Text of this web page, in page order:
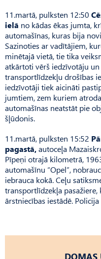
11.martā, pulksten 12:50
ielā no kādas ēkas jumta,
automašīnas, kuras bija
Sazinoties ar vadītājiem,
minētajā vietā, tie tika
atkārtoti vērš iedzīvotāju
transportlīdzekļu drošības
iedzīvotāji tiek aicināti
jumtiem, zem kuriem
automašīnas neatstāt pie
šļūdonis.
11.martā, pulksten 15:52
pagastā,autoceļa
Pīpeņi otrajā kilometrā,
automašīnu “Opel”,
iebrauca kokā. Ceļu
transportlīdzekļa
ārstniecības iestādē.
DOMAS